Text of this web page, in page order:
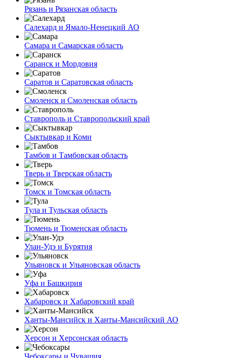
Рязань и Рязанская область
Салехард и Ямало-Ненецкий АО
Самара и Самарская область
Саранск и Мордовия
Саратов и Саратовская область
Смоленск и Смоленская область
Ставрополь и Ставропольский край
Сыктывкар и Коми
Тамбов и Тамбовская область
Тверь и Тверская область
Томск и Томская область
Тула и Тульская область
Тюмень и Тюменская область
Улан-Удэ и Бурятия
Ульяновск и Ульяновская область
Уфа и Башкирия
Хабаровск и Хабаровский край
Ханты-Мансийск и Ханты-Мансийский АО
Херсон и Херсонская область
Чебоксары и Чувашия